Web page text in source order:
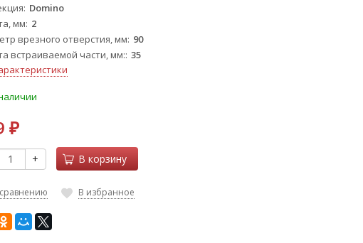
Domino
мм 2
врезного отверстия, мм 90
встраиваемой части, мм: 35
₽
+ В корзину
В избранное